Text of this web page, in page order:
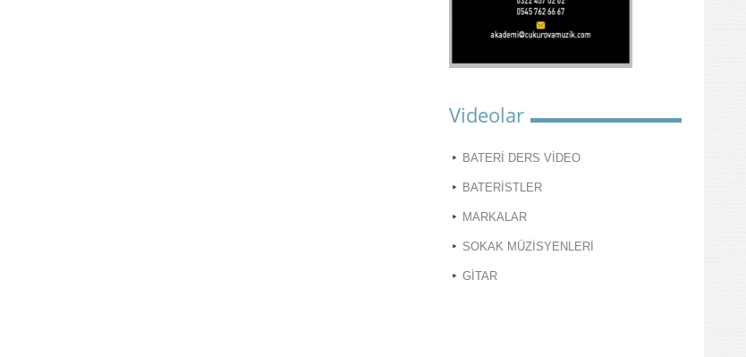
Videolar
BATERİ DERS VİDEO
BATERİSTLER
MARKALAR
SOKAK MÜZİSYENLERİ
GİTAR